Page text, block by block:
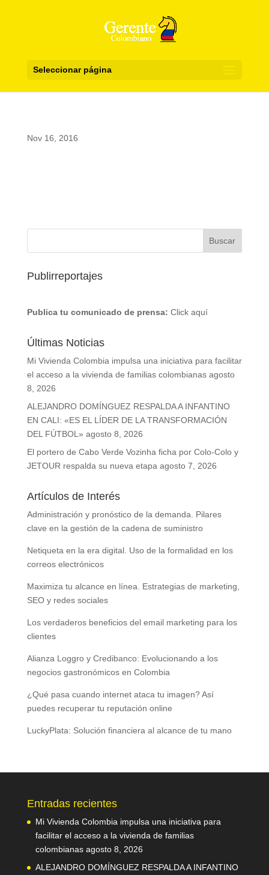
Seleccionar página
Nov 16, 2016
Publirreportajes
Publica tu comunicado de prensa: Click aquí
Últimas Noticias
Mi Vivienda Colombia impulsa una iniciativa para facilitar
el acceso a la vivienda de familias colombianas agosto
8, 2026
ALEJANDRO DOMÍNGUEZ RESPALDA A INFANTINO
EN CALI: «ES EL LÍDER DE LA TRANSFORMACIÓN
DEL FÚTBOL» agosto 8, 2026
El portero de Cabo Verde Vozinha ficha por Colo-Colo y
JETOUR respalda su nueva etapa agosto 7, 2026
Artículos de Interés
Administración y pronóstico de la demanda. Pilares
clave en la gestión de la cadena de suministro
Netiqueta en la era digital. Uso de la formalidad en los
correos electrónicos
Maximiza tu alcance en línea. Estrategias de marketing,
SEO y redes sociales
Los verdaderos beneficios del email marketing para los
clientes
Alianza Loggro y Credibanco: Evolucionando a los
negocios gastronómicos en Colombia
¿Qué pasa cuando internet ataca tu imagen? Así
puedes recuperar tu reputación online
LuckyPlata: Solución financiera al alcance de tu mano
Entradas recientes
Mi Vivienda Colombia impulsa una iniciativa para
facilitar el acceso a la vivienda de familias
colombianas agosto 8, 2026
ALEJANDRO DOMÍNGUEZ RESPALDA A INFANTINO